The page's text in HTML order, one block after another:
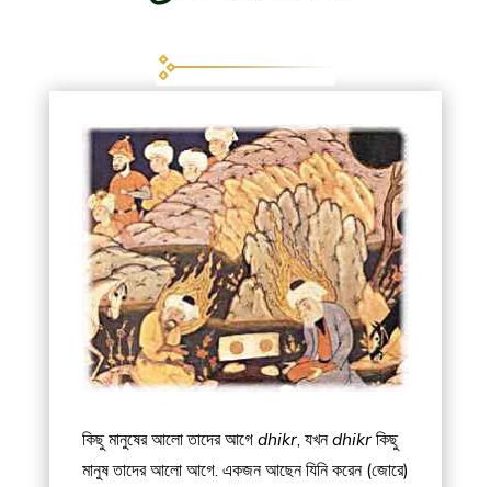
কিছু মানুষের আলো তাদের আগেdhikr, যখনdhikrকিছু
মানুষ তাদের আলো আগে. একজন আছেন যিনি করেন (জোরে)